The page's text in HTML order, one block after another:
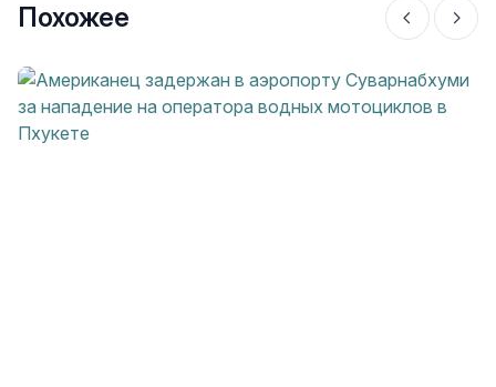
Похожее